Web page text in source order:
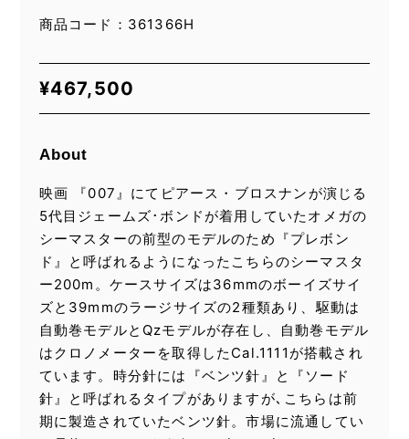
商品コード：361366H
¥467,500
About
映画 『007』にてピアース・ブロスナンが演じる
5代目ジェームズ･ボンドが着用していたオメガの
シーマスターの前型のモデルのため『プレボン
ド』と呼ばれるようになったこちらのシーマスタ
ー200m。ケースサイズは36mmのボーイズサイ
ズと39mmのラージサイズの2種類あり、駆動は
自動巻モデルとQzモデルが存在し、自動巻モデル
はクロノメーターを取得したCal.1111が搭載され
ています。時分針には『ベンツ針』と『ソード
針』と呼ばれるタイプがありますが､こちらは前
期に製造されていたベンツ針。市場に流通してい